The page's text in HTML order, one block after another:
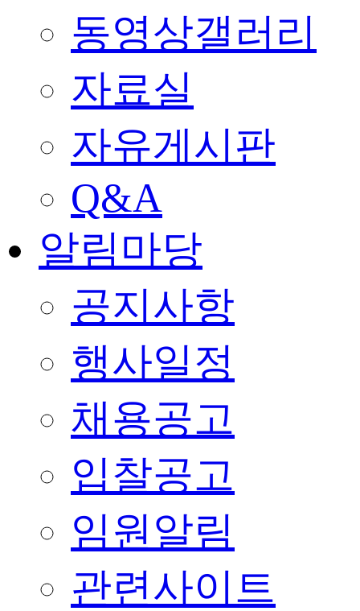
동영상갤러리
자료실
자유게시판
Q&A
알림마당
공지사항
행사일정
채용공고
입찰공고
임원알림
관련사이트